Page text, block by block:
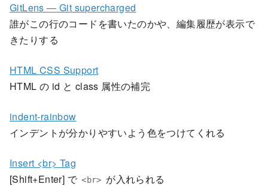
GitLens — Git supercharged
誰がこの行のコードを書いたのかや、編集履歴が表示で
きたりする
HTML CSS Support
HTML の id と class 属性の補完
indent-rainbow
インデントが分かりやすいよう色をつけてくれる
Insert <br> Tag
[Shift+Enter] で <br> が入れられる